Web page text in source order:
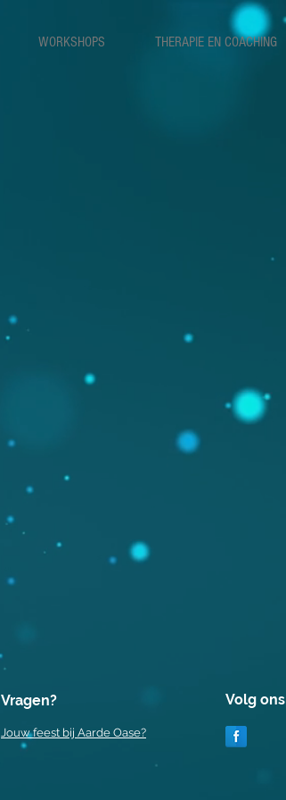
WORKSHOPS THERAPIE EN COACHING
Vragen?
Jouw feest bij Aarde Oase?
Volg ons